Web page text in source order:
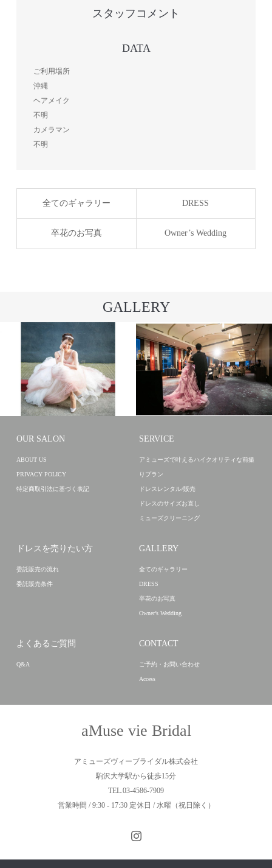
スタッフコメント
DATA
ご利用場所
沖縄
ヘアメイク
不明
カメラマン
不明
全てのギャラリー DRESS
卒花のお写真 Owner’s Wedding
GALLERY
DRESS
全てのギャラリー
DRESS 全てのギャラリー
OUR SALON
ABOUT US
PRIVACY POLICY
特定商取引法に基づく表記
SERVICE
アミューズで叶えるハイクオリティな前撮
りプラン
ドレスレンタル/販売
ドレスのサイズお直し
ミューズクリーニング
ドレスを売りたい方
委託販売の流れ
委託販売条件
GALLERY
全てのギャラリー
DRESS
卒花のお写真
Owner’s Wedding
よくあるご質問
Q&A
CONTACT
ご予約・お問い合わせ
Access
aMuse vie Bridal
アミューズヴィーブライダル株式会社
駒沢大学駅から徒歩15分
TEL.03-4586-7909
営業時間 / 9:30 - 17:30 定休日 / 水曜（祝日除く）